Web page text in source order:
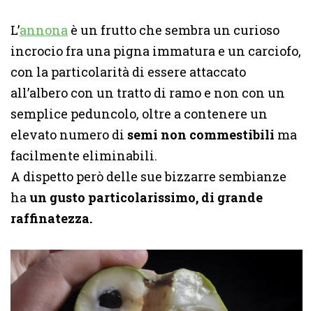
L’annona è un frutto che sembra un curioso
incrocio fra una pigna immatura e un carciofo,
con la particolarità di essere attaccato
all’albero con un tratto di ramo e non con un
semplice peduncolo, oltre a contenere un
elevato numero di semi non commestibili ma
facilmente eliminabili.
A dispetto però delle sue bizzarre sembianze
ha un gusto particolarissimo, di grande
raffinatezza.